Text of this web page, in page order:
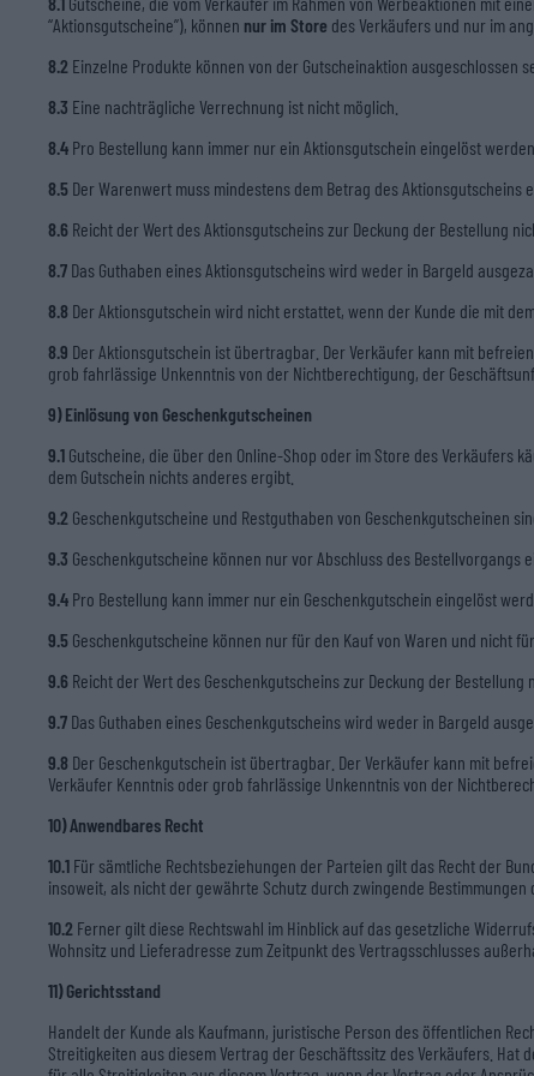
“Aktionsgutscheine”), können nur im Store des Verkäufers und nur im
8.2 Einzelne Produkte können von der Gutscheinaktion
8.3 Eine nachträgliche Verrechnung ist nicht möglich.
8.4 Pro Bestellung kann immer nur ein Aktionsgutschein eingelöst werden.
8.5 Der Warenwert muss mindestens dem Betrag des
8.6 Reicht der Wert des Aktionsgutscheins zur Deckung der Bestellung
8.7 Das Guthaben eines Aktionsgutscheins wird weder in Bargeld
8.8 Der Aktionsgutschein wird nicht erstattet, wenn der Kunde die mit
8.9 Der Aktionsgutschein ist übertragbar. Der Verkäufer kann mit
grob fahrlässige Unkenntnis von der Nichtberechtigung, der
9) Einlösung von Geschenkgutscheinen
9.1 Gutscheine, die über den Online-Shop oder im Store des Verkäufers
dem Gutschein nichts anderes ergibt.
9.2 Geschenkgutscheine und Restguthaben von Geschenkgutscheinen
9.3 Geschenkgutscheine können nur vor Abschluss des
9.4 Pro Bestellung kann immer nur ein Geschenkgutschein eingelöst
9.5 Geschenkgutscheine können nur für den Kauf von Waren und nicht
9.6 Reicht der Wert des Geschenkgutscheins zur Deckung der
9.7 Das Guthaben eines Geschenkgutscheins wird weder in Bargeld
9.8 Der Geschenkgutschein ist übertragbar. Der Verkäufer kann mit
Verkäufer Kenntnis oder grob fahrlässige Unkenntnis von der
10) Anwendbares Recht
10.1 Für sämtliche Rechtsbeziehungen der Parteien gilt das Recht der
insoweit, als nicht der gewährte Schutz durch zwingende
10.2 Ferner gilt diese Rechtswahl im Hinblick auf das gesetzliche
Wohnsitz und Lieferadresse zum Zeitpunkt des Vertragsschlusses
11) Gerichtsstand
Handelt der Kunde als Kaufmann, juristische Person des öffentlichen
Streitigkeiten aus diesem Vertrag der Geschäftssitz des Verkäufers.